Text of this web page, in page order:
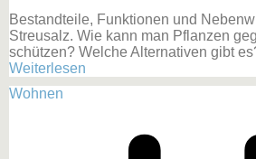
Bestandteile, Funktionen und
Streusalz. Wie kann man Pflanzen
schützen? Welche Alternativen gibt
Weiterlesen
Wohnen